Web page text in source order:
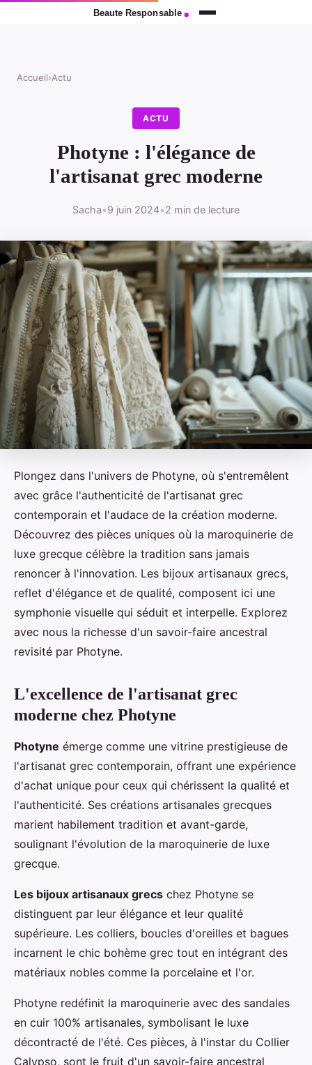
Accueil›Actu
ACTU
Photyne : l'élégance de
l'artisanat grec moderne
Sacha•9 juin 2024•2 min de lecture
Plongez dans l'univers de Photyne, où s'entremêlent
avec grâce l'authenticité de l'artisanat grec
contemporain et l'audace de la création moderne.
Découvrez des pièces uniques où la maroquinerie de
luxe grecque célèbre la tradition sans jamais
renoncer à l'innovation. Les bijoux artisanaux grecs,
reflet d'élégance et de qualité, composent ici une
symphonie visuelle qui séduit et interpelle. Explorez
avec nous la richesse d'un savoir-faire ancestral
revisité par Photyne.
L'excellence de l'artisanat grec
moderne chez Photyne
Photyne émerge comme une vitrine prestigieuse de
l'artisanat grec contemporain, offrant une expérience
d'achat unique pour ceux qui chérissent la qualité et
l'authenticité. Ses créations artisanales grecques
marient habilement tradition et avant-garde,
soulignant l'évolution de la maroquinerie de luxe
grecque.
Les bijoux artisanaux grecs chez Photyne se
distinguent par leur élégance et leur qualité
supérieure. Les colliers, boucles d'oreilles et bagues
incarnent le chic bohème grec tout en intégrant des
matériaux nobles comme la porcelaine et l'or.
Photyne redéfinit la maroquinerie avec des sandales
en cuir 100% artisanales, symbolisant le luxe
décontracté de l'été. Ces pièces, à l'instar du Collier
Calypso, sont le fruit d'un savoir-faire ancestral